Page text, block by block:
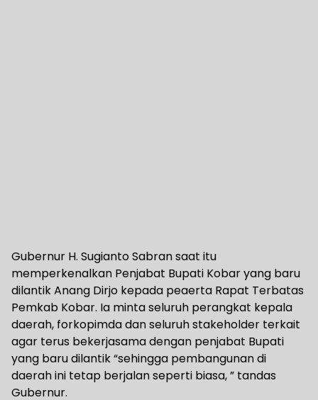
Gubernur H. Sugianto Sabran saat itu
memperkenalkan Penjabat Bupati Kobar yang baru
dilantik Anang Dirjo kepada peaerta Rapat Terbatas
Pemkab Kobar. Ia minta seluruh perangkat kepala
daerah, forkopimda dan seluruh stakeholder terkait
agar terus bekerjasama dengan penjabat Bupati
yang baru dilantik “sehingga pembangunan di
daerah ini tetap berjalan seperti biasa, ” tandas
Gubernur.